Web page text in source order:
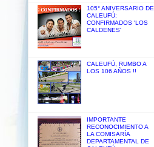
105° ANIVERSARIO DE
CALEUFÚ:
CONFIRMADOS 'LOS
CALDENES'
CALEUFÚ, RUMBO A
LOS 106 AÑOS !!
IMPORTANTE
RECONOCIMIENTO A
LA COMISARÍA
DEPARTAMENTAL DE